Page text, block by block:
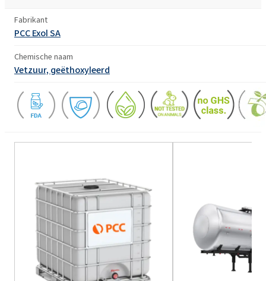
Fabrikant
PCC Exol SA
Chemische naam
Vetzuur, geëthoxyleerd